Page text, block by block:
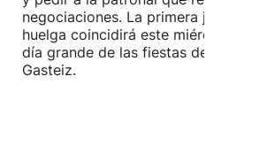
negociaciones. La primera jornada de
huelga coincidirá este miércoles con
día grande de las fiestas de Vitoria-
Gasteiz.